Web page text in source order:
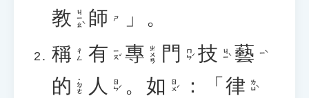
教 ㄐㄧㄠˋ 師 ㄕ
」。
稱 ㄔㄥ 有 ㄧㄡˇ 專 ㄓㄨㄢ 門 ㄇㄣˊ 技 ㄐㄧˋ 藝 ㄧˋ
的 ˙ㄉㄜ 人 ㄖㄣˊ 。 如 ㄖㄨˊ ：「 律 ㄌㄩˋ